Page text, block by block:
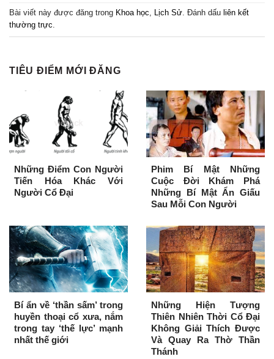
Bài viết này được đăng trong Khoa học, Lịch Sử. Đánh dấu liên kết
thường trực.
TIÊU ĐIỂM MỚI ĐĂNG
Những Điểm Con Người
Tiến Hóa Khác Với
Người Cổ Đại
Phim Bí Mật Những
Cuộc Đời Khám Phá
Những Bí Mật Ẩn Giấu
Sau Mỗi Con Người
Bí ẩn về ‘thần sấm’ trong
huyền thoại cổ xưa, nắm
trong tay ‘thế lực’ mạnh
nhất thế giới
Những Hiện Tượng
Thiên Nhiên Thời Cổ Đại
Không Giải Thích Được
Và Quay Ra Thờ Thần
Thánh